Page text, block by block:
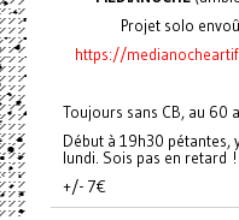
Projet solo
https://
Toujours sans CB, au 60
Début à 19h30 pétantes,
lundi. Sois pas en retard !
+/- 7€